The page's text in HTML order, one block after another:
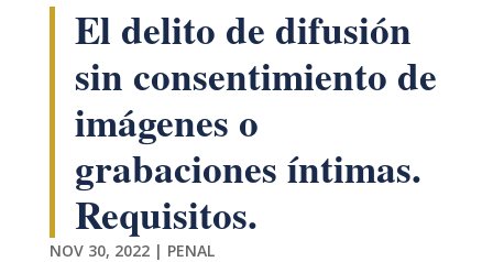
El delito de difusión
sin consentimiento de
imágenes o
grabaciones íntimas.
Requisitos.
NOV 30, 2022| PENAL